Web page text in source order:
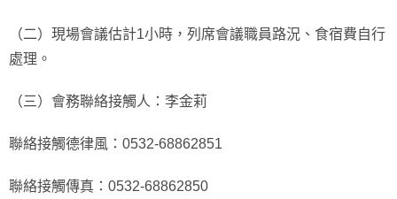
（二）現場會議估計1小時，列席會議職員路況、食宿費自行
處理。
（三）會務聯絡接觸人：李金莉
聯絡接觸德律風：0532-68862851
聯絡接觸傳真：0532-68862850